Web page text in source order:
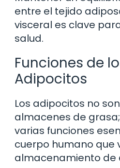
entre el tejido
visceral es clave
salud.
Funciones de
Adipocitos
Los adipocitos no
almacenes de
varias funciones
cuerpo humano que
almacenamiento de